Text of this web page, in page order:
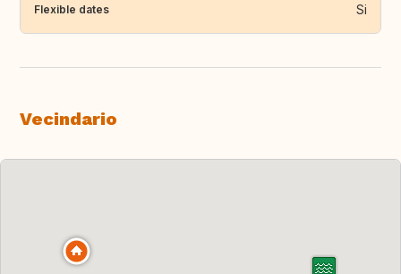
Flexible dates Si
Vecindario